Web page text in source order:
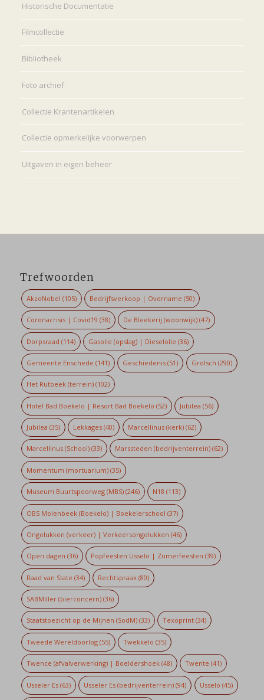
Historische Documentatie
Filmcollectie
Bibliotheek
Foto archief
Collectie Krantenartikelen
Collectie opmerkelijke voorwerpen
Uitgaven in eigen beheer
Trefwoorden
AkzoNobel (105) Bedrijfsverkoop | Overname (50)
Coronacrisis | Covid19 (38) De Bleekerij (woonwijk) (47)
Dorpsraad (114) Gasolie (opslag) | Dieselolie (36)
Gemeente Enschede (141) Geschiedenis (51) Grolsch (290)
Het Rutbeek (terrein)(102)
Hotel Bad Boekelo | Resort Bad Boekelo (52) Jubilea (56)
Jubilea (35) Lekkages (40) Marcellinus (kerk)(62)
Marcellinus (School)(33) Marssteden (bedrijventerrein) (62)
Momentum (mortuarium)(35)
Museum Buurtspoorweg (MBS)(246) N18 (113)
OBS Molenbeek (Boekelo) | Boekelerschool (37)
Ongelukken (verkeer) | Verkeersongelukken (46)
Open dagen (36) Popfeesten Usselo | Zomerfeesten (39)
Raad van State (34) Rechtspraak (80)
SABMiller (bierconcern)(36)
Staatstoezicht op de Mijnen (SodM)(33) Texoprint (34)
Tweede Wereldoorlog(55) Twekkelo (35)
Twence (afvalverwerking) | Boeldershoek(48) Twente (41)
Usseler Es(63) Usseler Es (bedrijventerrein) (94) Usselo (45)